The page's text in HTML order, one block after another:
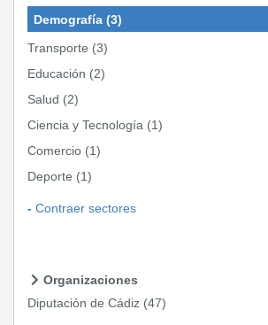
Demografía (3)
Transporte (3)
Educación (2)
Salud (2)
Ciencia y Tecnología (1)
Comercio (1)
Deporte (1)
Contraer sectores
Organizaciones
Diputación de Cádiz (47)